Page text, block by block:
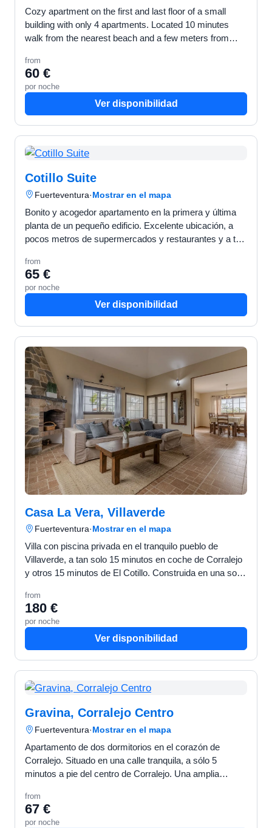
Cozy apartment on the first and last floor of a small
building with only 4 apartments. Located 10 minutes
walk from the nearest beach and a few meters from
from
60 €
por noche
Ver disponibilidad
Cotillo Suite
Fuerteventura·Mostrar en el mapa
Bonito y acogedor apartamento en la primera y última
planta de un pequeño edificio. Excelente ubicación, a
pocos metros de supermercados y restaurantes y a tan
from
65 €
por noche
Ver disponibilidad
Casa La Vera, Villaverde
Fuerteventura·Mostrar en el mapa
Villa con piscina privada en el tranquilo pueblo de
Villaverde, a tan solo 15 minutos en coche de Corralejo
y otros 15 minutos de El Cotillo. Construida en una sola
from
180 €
por noche
Ver disponibilidad
Gravina, Corralejo Centro
Fuerteventura·Mostrar en el mapa
Apartamento de dos dormitorios en el corazón de
Corralejo. Situado en una calle tranquila, a sólo 5
minutos a pie del centro de Corralejo. Una amplia
pequeña…
from
67 €
por noche